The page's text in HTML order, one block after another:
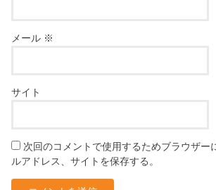
メール ※
サイト
次回のコメントで使用するためブラウザー
ルアドレス、サイトを保存する。